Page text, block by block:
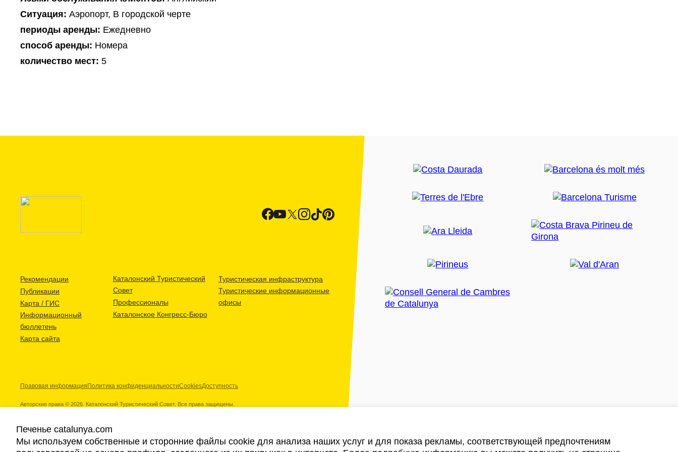
Ситуация: Аэропорт, В городской черте
периоды аренды: Ежедневно
способ аренды: Номера
количество мест: 5
Рекомендации
Публикации
Карта / ГИС
Информационный
бюллетень
Карта сайта
Каталонский Туристический
Совет
Профессионалы
Каталонское Конгресс-Бюро
Туристическая инфраструктура
Туристические информационные
офисы
Правовая информация Политика конфиденциальностиCookiesДоступность
Авторские права © 2026. Каталонский Туристический Совет. Все права защищены.
Печенье catalunya.com
Мы используем собственные и сторонние файлы cookie для анализа наших услуг и для показа рекламы, соответствующей предпочтениям